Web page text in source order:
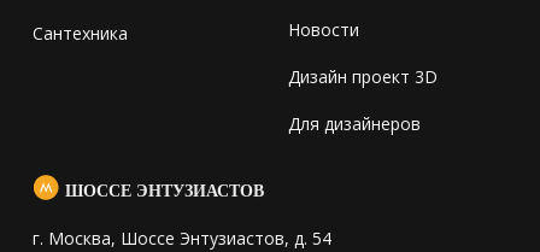
Сантехника Новости
Дизайн проект 3D
Для дизайнеров
ШОССЕ ЭНТУЗИАСТОВ
г. Москва, Шоссе Энтузиастов, д. 54